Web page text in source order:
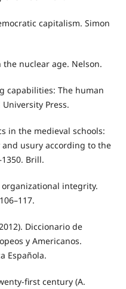
capitalism. Simon
the nuclear age. Nelson.
capabilities: The human
Press.
in the medieval schools:
usury according to the
Brill.
organizational integrity.
Diccionario de
y Americanos.
Española.
first century (A.